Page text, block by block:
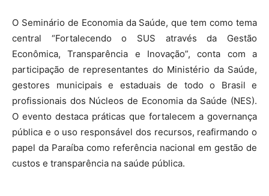
O Seminário de Economia da Saúde, que tem como tema
central “Fortalecendo o SUS através da Gestão
Econômica, Transparência e Inovação”, conta com a
participação de representantes do Ministério da Saúde,
gestores municipais e estaduais de todo o Brasil e
profissionais dos Núcleos de Economia da Saúde (NES).
O evento destaca práticas que fortalecem a governança
pública e o uso responsável dos recursos, reafirmando o
papel da Paraíba como referência nacional em gestão de
custos e transparência na saúde pública.